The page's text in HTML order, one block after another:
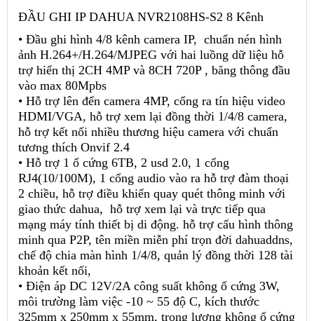
ĐẦU GHI IP DAHUA NVR2108HS-S2 8 Kênh
• Đầu ghi hình 4/8 kênh camera IP, chuẩn nén hình
ảnh H.264+/H.264/MJPEG với hai luồng dữ liệu hỗ
trợ hiển thị 2CH 4MP và 8CH 720P , băng thông đầu
vào max 80Mpbs
• Hỗ trợ lên đến camera 4MP, cổng ra tín hiệu video
HDMI/VGA, hỗ trợ xem lại đồng thời 1/4/8 camera,
hỗ trợ kết nối nhiều thương hiệu camera với chuẩn
tương thích Onvif 2.4
• Hỗ trợ 1 ổ cứng 6TB, 2 usd 2.0, 1 cổng
RJ4(10/100M), 1 cổng audio vào ra hỗ trợ đàm thoại
2 chiều, hỗ trợ điều khiển quay quét thông minh với
giao thức dahua, hỗ trợ xem lại và trực tiếp qua
mạng máy tính thiết bị di động. hỗ trợ cấu hình thông
minh qua P2P, tên miền miễn phí trọn đời dahuaddns,
chế độ chia màn hình 1/4/8, quản lý đồng thời 128 tài
khoản kết nối,
• Điện áp DC 12V/2A công suất không ổ cứng 3W,
môi trường làm việc -10 ~ 55 độ C, kích thước
325mm x 250mm x 55mm, trọng lượng không ổ cứng